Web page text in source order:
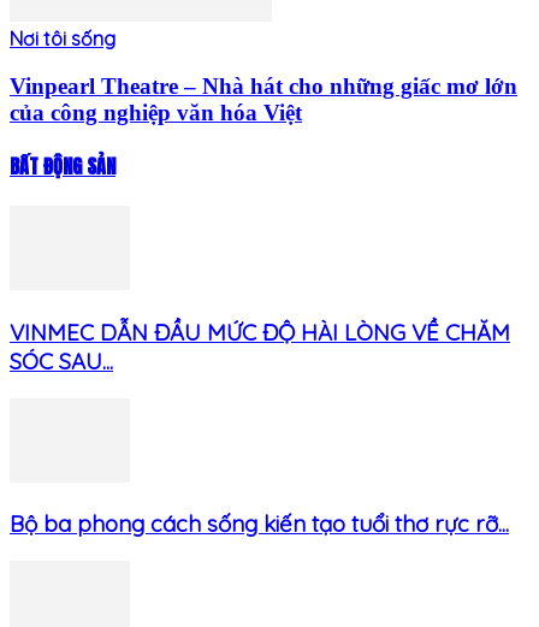
Nơi tôi sống
Vinpearl Theatre – Nhà hát cho những giấc mơ lớn
của công nghiệp văn hóa Việt
BẤT ĐỘNG SẢN
VINMEC DẪN ĐẦU MỨC ĐỘ HÀI LÒNG VỀ CHĂM
SÓC SAU...
Bộ ba phong cách sống kiến tạo tuổi thơ rực rỡ...